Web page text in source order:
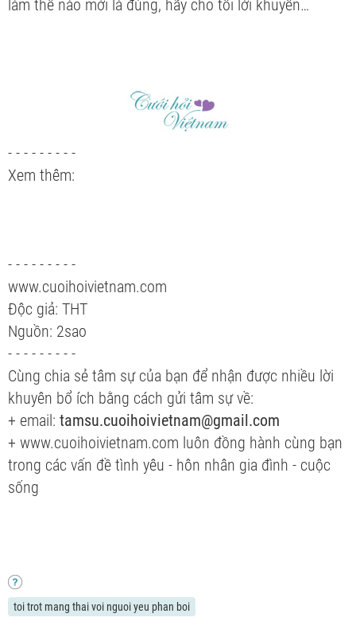
làm thế nào mới là đúng, hãy cho tôi lời khuyên…
- - - - - - - - -
Xem thêm:
- - - - - - - - -
www.cuoihoivietnam.com
Độc giả: THT
Nguồn: 2sao
- - - - - - - - -
Cùng chia sẻ tâm sự của bạn để nhận được nhiều lời
khuyên bổ ích bằng cách gửi tâm sự về:
+ email: tamsu.cuoihoivietnam@gmail.com
+ www.cuoihoivietnam.com luôn đồng hành cùng bạn
trong các vấn đề tình yêu - hôn nhân gia đình - cuộc
sống
toi trot mang thai voi nguoi yeu phan boi